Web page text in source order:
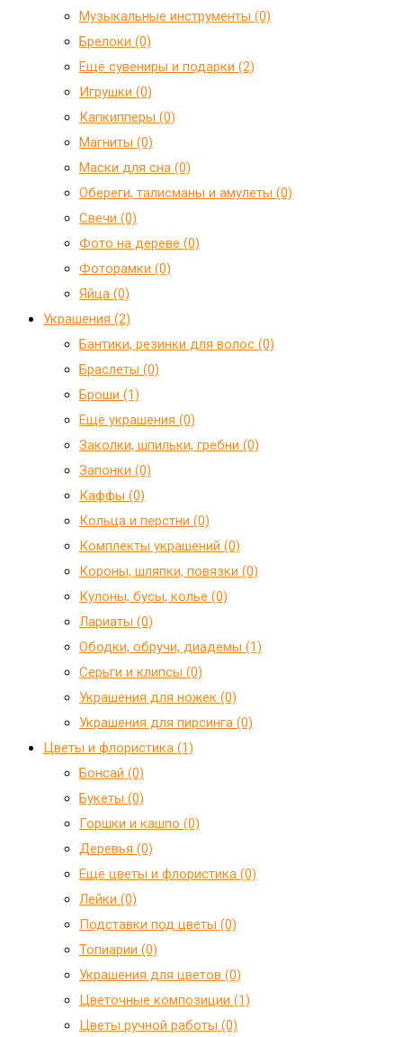
Mузыкальные инструменты (0)
Брелоки (0)
Ещё сувениры и подарки (2)
Игрушки (0)
Капкипперы (0)
Магниты (0)
Маски для сна (0)
Обереги, талисманы и амулеты (0)
Свечи (0)
Фото на дереве (0)
Фоторамки (0)
Яйца (0)
Украшения (2)
Бантики, резинки для волос (0)
Браслеты (0)
Броши (1)
Ещё украшения (0)
Заколки, шпильки, гребни (0)
Запонки (0)
Каффы (0)
Кольца и перстни (0)
Комплекты украшений (0)
Короны, шляпки, повязки (0)
Кулоны, бусы, колье (0)
Лариаты (0)
Ободки, обручи, диадемы (1)
Серьги и клипсы (0)
Украшения для ножек (0)
Украшения для пирсинга (0)
Цветы и флористика (1)
Бонсай (0)
Букеты (0)
Горшки и кашпо (0)
Деревья (0)
Ещё цветы и флористика (0)
Лейки (0)
Подставки под цветы (0)
Топиарии (0)
Украшения для цветов (0)
Цветочные композиции (1)
Цветы ручной работы (0)